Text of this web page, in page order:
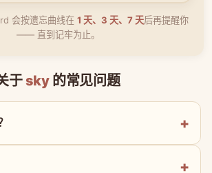
会按遗忘曲线在 1 天、3 天、7 天后再提醒你
—— 直到记牢为止。
于 sky 的常见问题